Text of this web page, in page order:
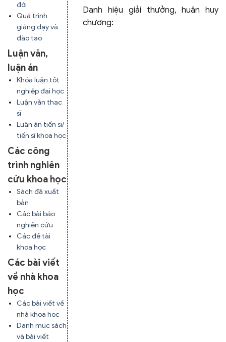
đời
Quá trình
giảng dạy và
đào tạo
Luận văn,
luận án
Khóa luận tốt
nghiệp đại học
Luận văn thạc
sĩ
Luận án tiến sĩ/
tiến sĩ khoa học
Các công
trình nghiên
cứu khoa học
Sách đã xuất
bản
Các bài báo
nghiên cứu
Các đề tài
khoa học
Các bài viết
về nhà khoa
học
Các bài viết về
nhà khoa học
Danh mục sách
và bài viết
Danh hiệu giải thưởng, huân huy
chương: